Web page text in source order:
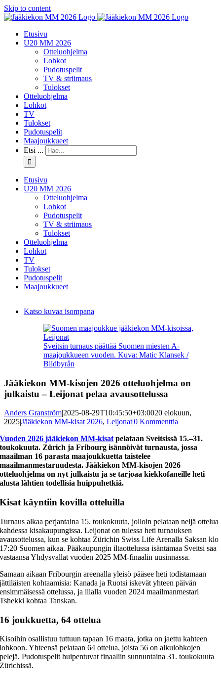
Skip to content
Etusivu
U20 MM 2026
Otteluohjelma
Lohkot
Pudotuspelit
TV & striimaus
Tulokset
Otteluohjelma
Lohkot
TV
Tulokset
Pudotuspelit
Maajoukkueet
Etsi ...
Etusivu
U20 MM 2026
Otteluohjelma
Lohkot
Pudotuspelit
TV & striimaus
Tulokset
Otteluohjelma
Lohkot
TV
Tulokset
Pudotuspelit
Maajoukkueet
Katso kuvaa isompana
Sveitsin turnaus päättää Suomen miesten A-
maajoukkueen vuoden. Kuva: Matic Klansek /
Bildbyrån
Jääkiekon MM-kisojen 2026 otteluohjelma on
julkaistu – Leijonat pelaa avausottelussa
Anders Granström|2025-08-29T10:45:50+03:0020 elokuun,
2025|Jääkiekon MM-kisat 2026, Leijonat|0 Kommenttia
Vuoden 2026 jääkiekon MM-kisat pelataan Sveitsissä 15.–31.
toukokuuta. Zürich ja Fribourg isännöivät turnausta, jossa
maailman 16 parasta maajoukkuetta taistelee
maailmanmestaruudesta. Jääkiekon MM-kisojen 2026
otteluohjelma on nyt julkaistu ja se tarjoaa kiekkofaneille heti
alusta lähtien todellisia huippuhetkiä.
Kisat käyntiin kovilla otteluilla
Turnaus alkaa perjantaina 15. toukokuuta, jolloin pelataan neljä ottelua
kahdessa kisakaupungissa. Leijonat on tulessa heti turnauksen
avausottelussa, kun se kohtaa Zürichin Swiss Life Arenalla Saksan klo
17:20 Suomen aikaa. Pääkaupungin iltaottelussa isäntämaa Sveitsi saa
vastaansa Yhdysvallat vuoden 2025 MM-finaalin uusinnassa.
Samaan aikaan Fribourgin areenalla yleisö pääsee heti todistamaan
jättiläisten kohtaamisia: Kanada ja Ruotsi iskevät yhteen päivän
ensimmäisessä ottelussa, ja illalla vuoden 2024 maailmanmestari
Tshekki kohtaa Tanskan.
16 joukkuetta, 64 ottelua
Kisoihin osallistuu tuttuun tapaan 16 maata, jotka on jaettu kahteen
lohkoon. Yhteensä pelataan 64 ottelua, joista 56 on alkulohkojen
pelejä. Pudotuspelit huipentuvat finaaliin sunnuntaina 31. toukokuuta
Zürichissä.